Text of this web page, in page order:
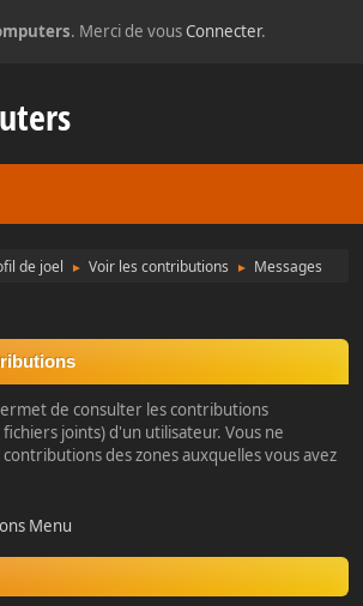
. Merci de vousConnecter.
de joel ► Voir les contributions ► Messages
de consulter les contributions
joints) d'un utilisateur. Vous ne
des zones auxquelles vous avez
Menu